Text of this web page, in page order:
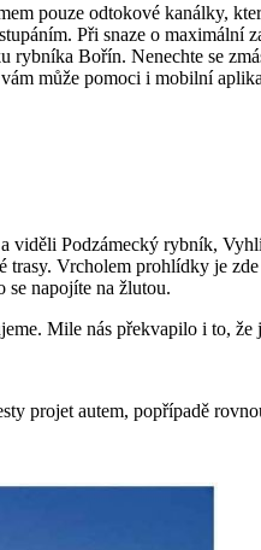
pouze odtokové kanálky,
Při snaze o
Bořín. Nenechte se
může pomoci i mobilní
viděli Podzámecký rybník,
Vrcholem prohlídky je
se napojíte na žlutou.
Mile nás překvapilo i to, že
projet autem, popřípadě